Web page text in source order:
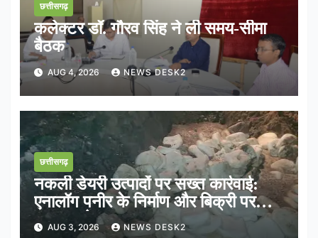
छत्तीसगढ़
कलेक्टर डॉ. गौरव सिंह ने ली समय-सीमा
बैठक
AUG 4, 2026 NEWS DESK2
छत्तीसगढ़
नकली डेयरी उत्पादों पर सख्त कार्रवाई:
एनालॉग पनीर के निर्माण और बिक्री पर
तत्काल रोक
AUG 3, 2026 NEWS DESK2